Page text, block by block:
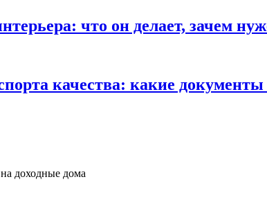
что он делает, зачем
качества: какие
доходные дома